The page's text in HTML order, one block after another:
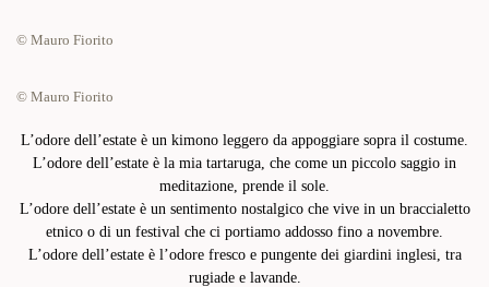
© Mauro Fiorito
© Mauro Fiorito
L’odore dell’estate è un kimono leggero da appoggiare sopra il costume.
L’odore dell’estate è la mia tartaruga, che come un piccolo saggio in
meditazione, prende il sole.
L’odore dell’estate è un sentimento nostalgico che vive in un braccialetto
etnico o di un festival che ci portiamo addosso fino a novembre.
L’odore dell’estate è l’odore fresco e pungente dei giardini inglesi, tra
rugiade e lavande.